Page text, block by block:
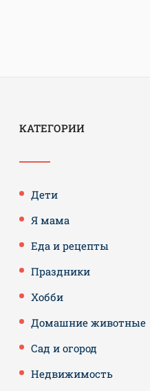
КАТЕГОРИИ
Дети
Я мама
Еда и рецепты
Праздники
Хобби
Домашние животные
Сад и огород
Недвижимость